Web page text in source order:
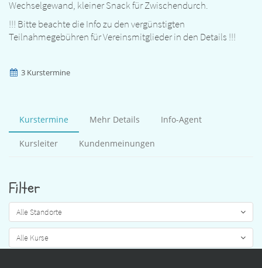
Wechselgewand, kleiner Snack für Zwischendurch.
!!! Bitte beachte die Info zu den vergünstigten
Teilnahmegebühren für Vereinsmitglieder in den Details !!!
3 Kurstermine
Kurstermine Mehr Details Info-Agent
Kursleiter Kundenmeinungen
Filter
Alle Standorte
Alle Kurse